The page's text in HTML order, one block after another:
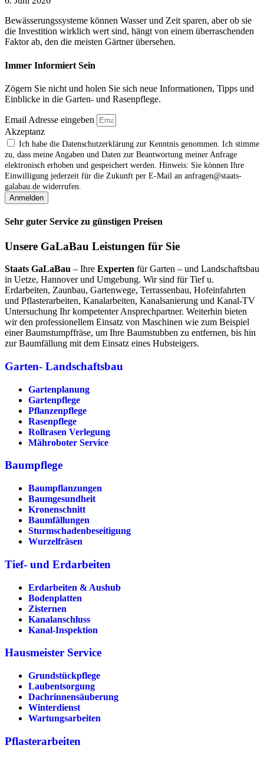
Bewässerungssysteme können Wasser und Zeit sparen, aber ob sie
die Investition wirklich wert sind, hängt von einem überraschenden
Faktor ab, den die meisten Gärtner übersehen.
Immer Informiert Sein
Zögern Sie nicht und holen Sie sich neue Informationen, Tipps und
Einblicke in die Garten- und Rasenpflege.
Email Adresse eingeben
Akzeptanz
Ich habe die Datenschutzerklärung zur Kenntnis genommen. Ich stimme
zu, dass meine Angaben und Daten zur Beantwortung meiner Anfrage
elektronisch erhoben und gespeichert werden. Hinweis: Sie können Ihre
Einwilligung jederzeit für die Zukunft per E‑Mail an anfragen@staats-
galabau.de widerrufen.
Anmelden
Sehr guter Service zu günstigen Preisen
Unsere GaLaBau Leistungen für Sie
Staats GaLaBau – Ihre Experten für Garten – und Landschaftsbau
in Uetze, Hannover und Umgebung. Wir sind für Tief u.
Erdarbeiten, Zaunbau, Gartenwege, Terrassenbau, Hofeinfahrten
und Pflasterarbeiten, Kanalarbeiten, Kanalsanierung und Kanal-TV
Untersuchung Ihr kompetenter Ansprechpartner. Weiterhin bieten
wir den professionellem Einsatz von Maschinen wie zum Beispiel
einer Baumstumpffräse, um Ihre Baumstubben zu entfernen, bis hin
zur Baumfällung mit dem Einsatz eines Hubsteigers.
Garten- Landschaftsbau
Gartenplanung
Gartenpflege
Pflanzenpflege
Rasenpflege
Rollrasen Verlegung
Mähroboter Service
Baumpflege
Baumpflanzungen
Baumgesundheit
Kronenschnitt
Baumfällungen
Sturmschadenbeseitigung
Wurzelfräsen
Tief- und Erdarbeiten
Erdarbeiten & Aushub
Bodenplatten
Zisternen
Kanalanschluss
Kanal-Inspektion
Hausmeister Service
Grundstückpflege
Laubentsorgung
Dachrinnen­säuberung
Winterdienst
Wartungsarbeiten
Pflasterarbeiten